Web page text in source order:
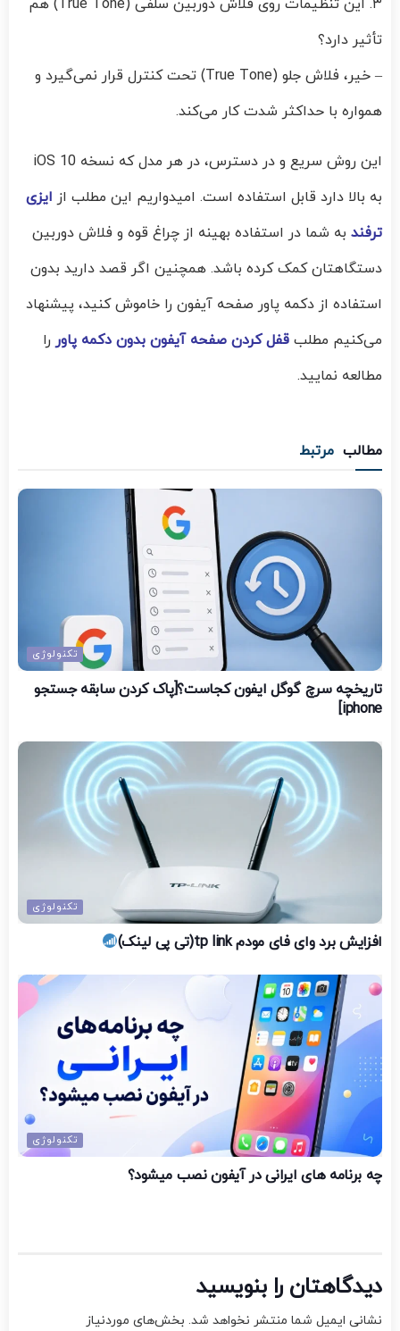
۳. این تنظیمات روی فلاش دوربین سلفی (True Tone) هم
تأثیر دارد؟
– خیر، فلاش جلو (True Tone) تحت کنترل قرار نمی‌گیرد و
همواره با حداکثر شدت کار می‌کند.
این روش سریع و در دسترس، در هر مدل که نسخه iOS 10
به بالا دارد قابل استفاده است. امیدواریم این مطلب از ایزی
ترفند به شما در استفاده بهینه از چراغ قوه و فلاش دوربین
دستگاهتان کمک کرده باشد. همچنین اگر قصد دارید بدون
استفاده از دکمه پاور صفحه آیفون را خاموش کنید، پیشنهاد
می‌کنیم مطلب قفل کردن صفحه آیفون بدون دکمه پاور را
مطالعه نمایید.
مطالب مرتبط
تکنولوژی
تاریخچه سرچ گوگل ایفون کجاست؟[پاک کردن سابقه جستجو
iphone]
تکنولوژی
افزایش برد وای فای مودم tp link(تی پی لینک)
تکنولوژی
چه برنامه های ایرانی در آیفون نصب میشود؟
دیدگاهتان را بنویسید
نشانی ایمیل شما منتشر نخواهد شد. بخش‌های موردنیاز